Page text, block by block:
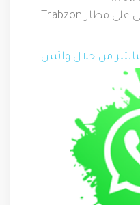
على مطار Trabzon
.
من خلال واتس